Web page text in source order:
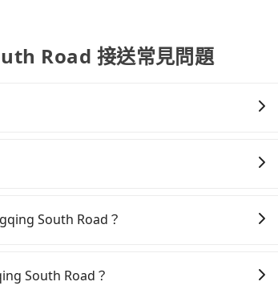
Road 接送常見問題
South Road？
06:15到22:50，過了末班車到清晨的時段，還
South Road？